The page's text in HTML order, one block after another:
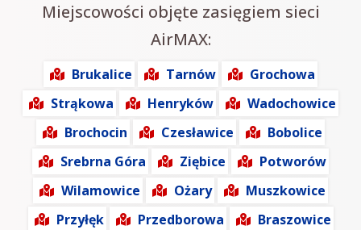
Miejscowości objęte zasięgiem sieci
AirMAX:
Brukalice Tarnów
Grochowa
Strąkowa
Henryków
Wadochowice
Brochocin
Czesławice
Bobolice
Srebrna Góra
Ziębice
Potworów
Wilamowice
Ożary
Muszkowice
Przyłęk
Przedborowa
Braszowice